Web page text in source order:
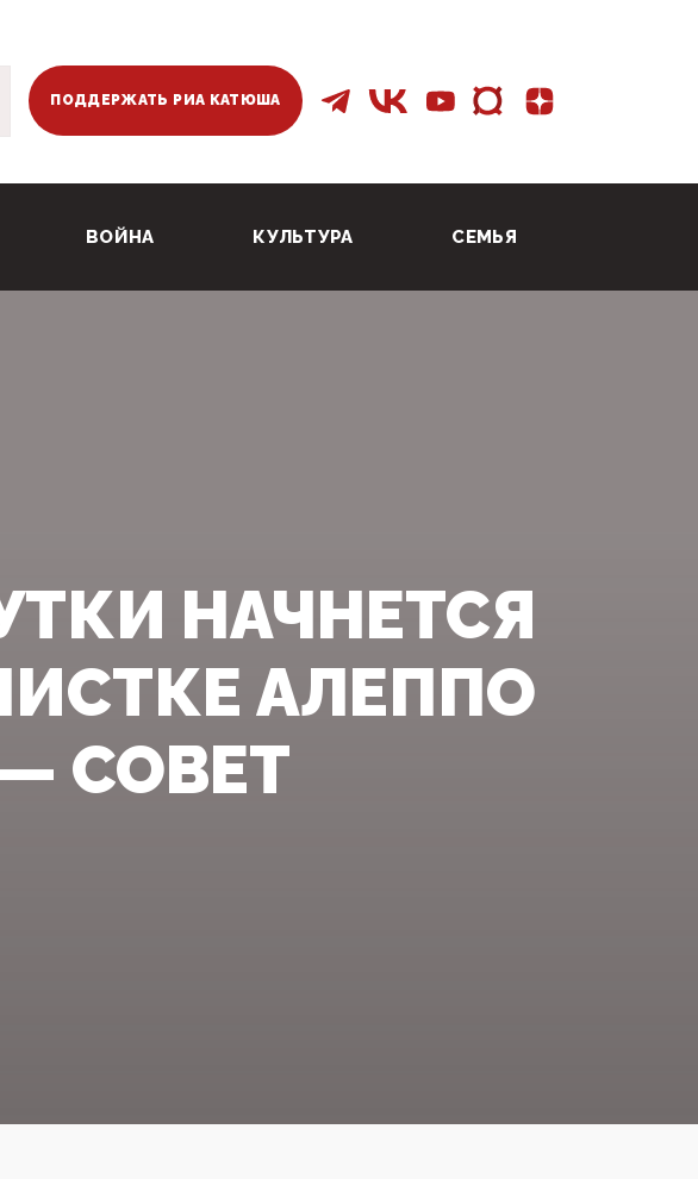
ПОДДЕРЖАТЬ РИА КАТЮША
ВОЙНА КУЛЬТУРА СЕМЬЯ
НАЧНЕТСЯ
АЛЕППО
СОВЕТ